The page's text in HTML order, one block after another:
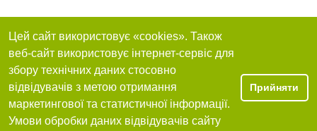
Цей сайт використовує «cookies». Також
веб-сайт використовує інтернет-сервіс для
збору технічних даних стосовно
відвідувачів з метою отримання
маркетингової та статистичної інформації.
Умови обробки даних відвідувачів сайту
Прийняти